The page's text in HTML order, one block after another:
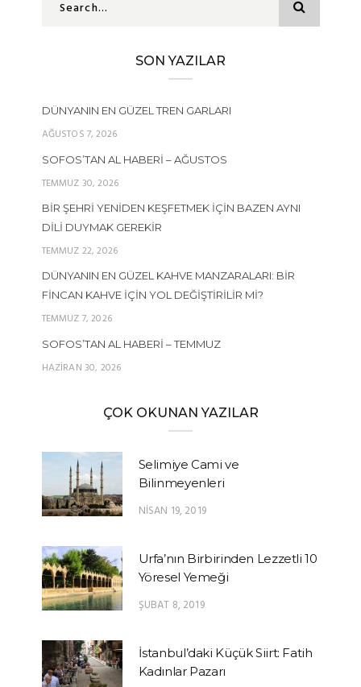
SON YAZILAR
DÜNYANIN EN GÜZEL TREN GARLARI
AĞUSTOS 7, 2026
SOFOS’TAN AL HABERI – AĞUSTOS
TEMMUZ 30, 2026
BIR ŞEHRI YENIDEN KEŞFETMEK İÇIN BAZEN AYNI
DILI DUYMAK GEREKIR
TEMMUZ 22, 2026
DÜNYANIN EN GÜZEL KAHVE MANZARALARI: BIR
FINCAN KAHVE İÇIN YOL DEĞIŞTIRILIR MI?
TEMMUZ 7, 2026
SOFOS’TAN AL HABERI – TEMMUZ
HAZIRAN 30, 2026
ÇOK OKUNAN YAZILAR
Selimiye Cami ve
Bilinmeyenleri
NISAN 19, 2019
Urfa’nın Birbirinden Lezzetli 10
Yöresel Yemeği
ŞUBAT 8, 2019
İstanbul’daki Küçük Siirt: Fatih
Kadınlar Pazarı